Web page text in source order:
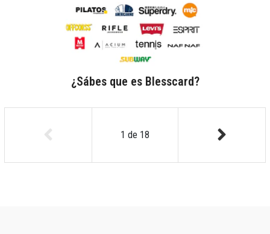
¿Sábes que es Blesscard?
1 de 18